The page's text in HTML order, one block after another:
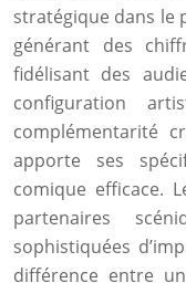
stratégique dans le
générant des
fidélisant des
configuration
complémentarité
apporte ses
comique efficace.
partenaires
sophistiquées
différence entre